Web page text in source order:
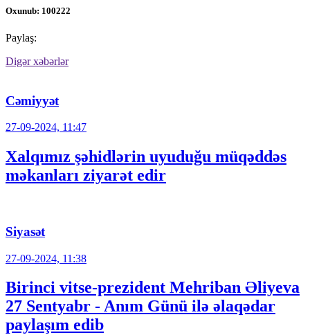
Oxunub: 100222
Paylaş:
Digər xəbərlər
Cəmiyyət
27-09-2024, 11:47
Xalqımız şəhidlərin uyuduğu müqəddəs
məkanları ziyarət edir
Siyasət
27-09-2024, 11:38
Birinci vitse-prezident Mehriban Əliyeva
27 Sentyabr - Anım Günü ilə əlaqədar
paylaşım edib